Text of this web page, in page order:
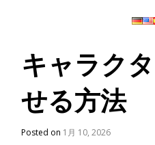
キャラク
せる方法
Posted on 1月 10, 2026